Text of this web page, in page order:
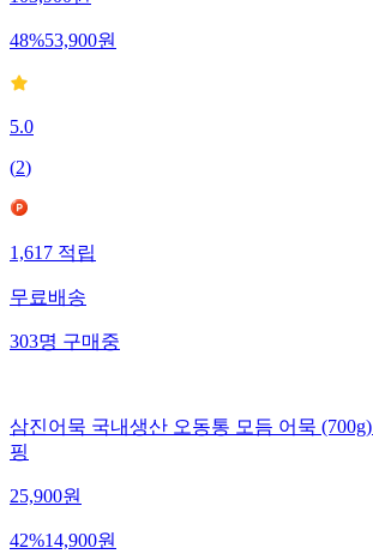
48%53,900원
5.0
(2)
1,617적립
무료배송
303명구매중
삼진어묵 국내생산 오동통 모듬 어묵
핑
25,900원
42%14,900원